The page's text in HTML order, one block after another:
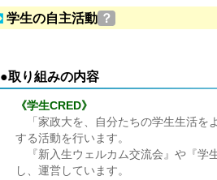
学生の自主活動 ？
●取り組みの内容
《学生CRED》
「家政大を、自分たちの学生生活を
する活動を行います。
『新入生ウェルカム交流会』や『学
し、運営しています。